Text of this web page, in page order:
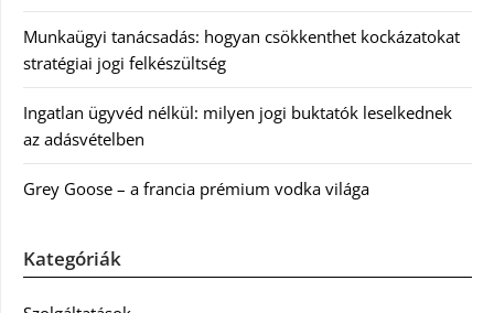
Munkaügyi tanácsadás: hogyan csökkenthet kockázatokat
stratégiai jogi felkészültség
Ingatlan ügyvéd nélkül: milyen jogi buktatók leselkednek
az adásvételben
Grey Goose – a francia prémium vodka világa
Kategóriák